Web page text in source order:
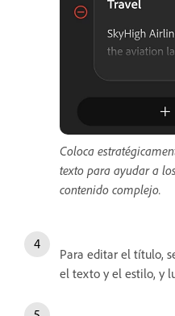
Coloca
texto para ayudar a
contenido complejo.
Para editar el título,
el texto y el estilo, y